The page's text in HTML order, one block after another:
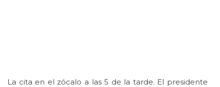
La cita en el zócalo a las 5 de la tarde. El presidente